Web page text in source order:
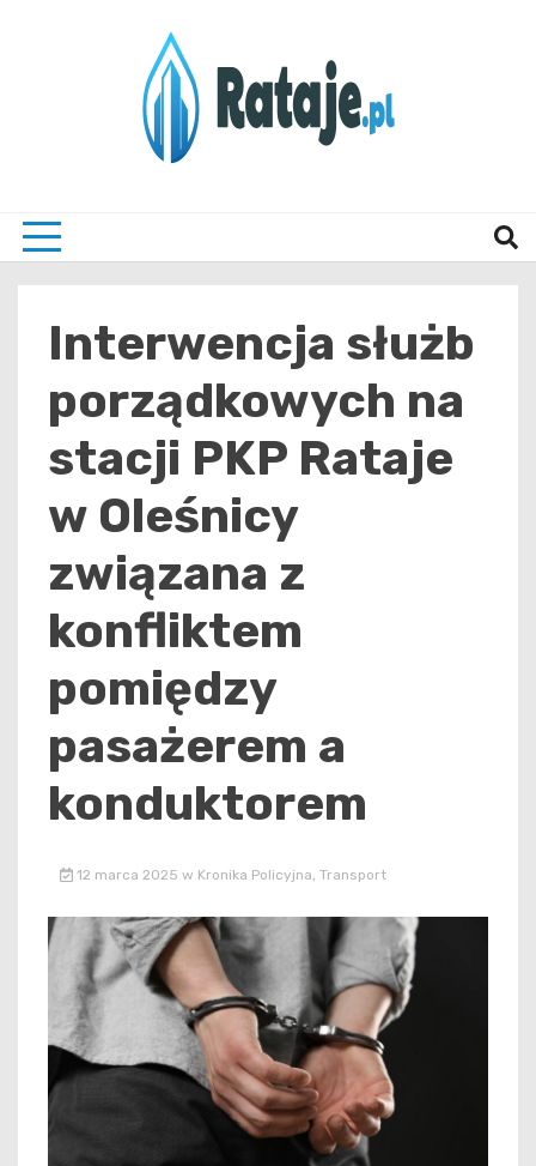
Interwencja służb
porządkowych na
stacji PKP Rataje
w Oleśnicy
związana z
konfliktem
pomiędzy
pasażerem a
konduktorem
12 marca 2025 w Kronika Policyjna, Transport